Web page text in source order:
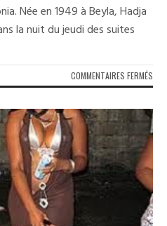
Née en 1949 à Beyla, Hadja
la nuit du jeudi des suites
COMMENTAIRES FERMÉS